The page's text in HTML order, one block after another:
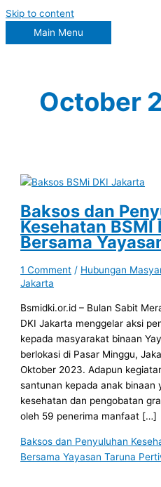
Skip to content
Main Menu
October
Baksos dan
Kesehatan BSMI
Bersama
1 Comment / Hubungan
Jakarta
Bsmidki.or.id – Bulan Sabit
DKI Jakarta menggelar aksi
kepada masyarakat binaan
berlokasi di Pasar Minggu,
Oktober 2023. Adapun
santunan kepada anak binaan
kesehatan dan pengobatan
oleh 59 penerima manfaat […]
Baksos dan Penyuluhan
Bersama Yayasan Taruna